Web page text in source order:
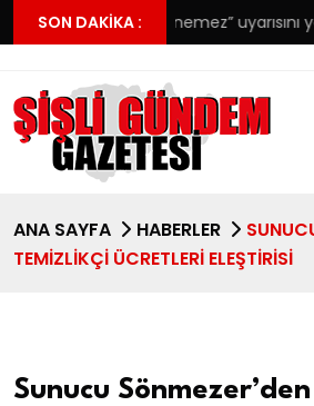
SON DAKIKA :
“Ödenemez” uyarısını yanlış
ANA SAYFA HABERLER
TEMIZLIKÇI ÜCRETLERI ELEŞTIRISI
Sunucu